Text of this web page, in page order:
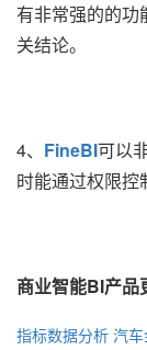
有非常强的的功
关结论。
4、 FineBI可以
时能通过权限控
商业智能BI产品
指标数据分析 汽